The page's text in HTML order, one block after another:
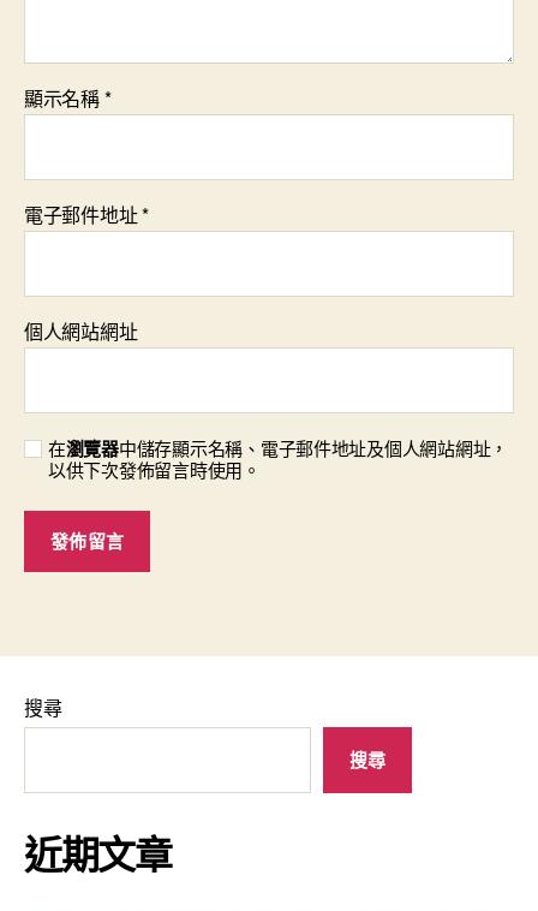
顯示名稱*
電子郵件地址*
個人網站網址
在瀏覽器中儲存顯示名稱、電子郵件地址及個人網站網址，
以供下次發佈留言時使用。
搜尋
搜尋
近期文章